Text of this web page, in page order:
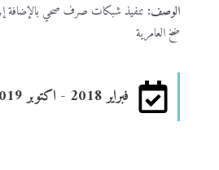
الوصف: تنفيذ شبكات صرف صحي بالإضافة
ضخ العامرية
فبراير 2018 - اكتوبر 2019